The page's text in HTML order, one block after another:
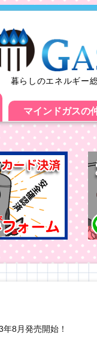
暮らしのエネルギー
マインドガスの
8月発売開始！